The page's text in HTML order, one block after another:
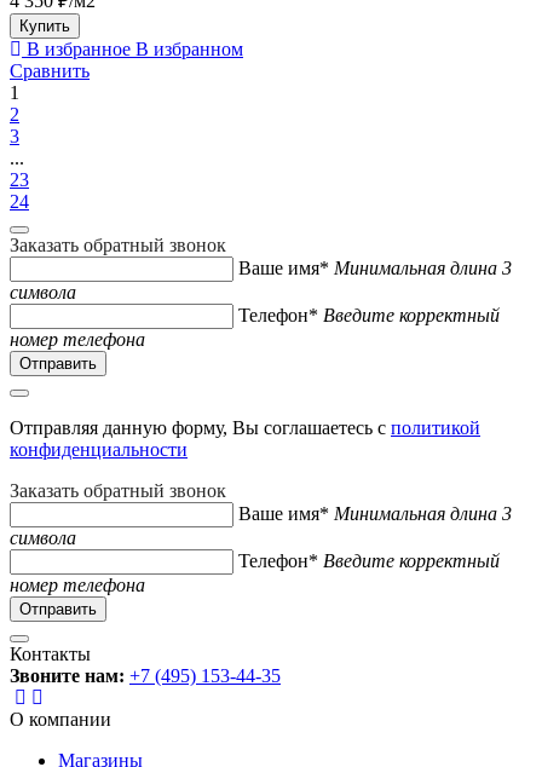
Купить
В избранное В избранном
Сравнить
1
2
3
...
23
24
Заказать обратный звонок
Ваше имя* Минимальная длина 3
символа
Телефон* Введите корректный
номер телефона
Отправляя данную форму, Вы соглашаетесь с политикой
конфиденциальности
Заказать обратный звонок
Ваше имя* Минимальная длина 3
символа
Телефон* Введите корректный
номер телефона
Контакты
Звоните нам: +7 (495) 153-44-35
О компании
Магазины